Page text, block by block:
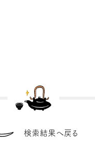
検索結果へ戻る